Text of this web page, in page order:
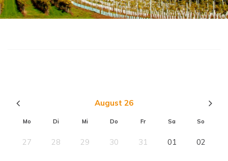
August 26
Mo Di Mi Do Fr Sa So
27 28 29 30 31 01 02